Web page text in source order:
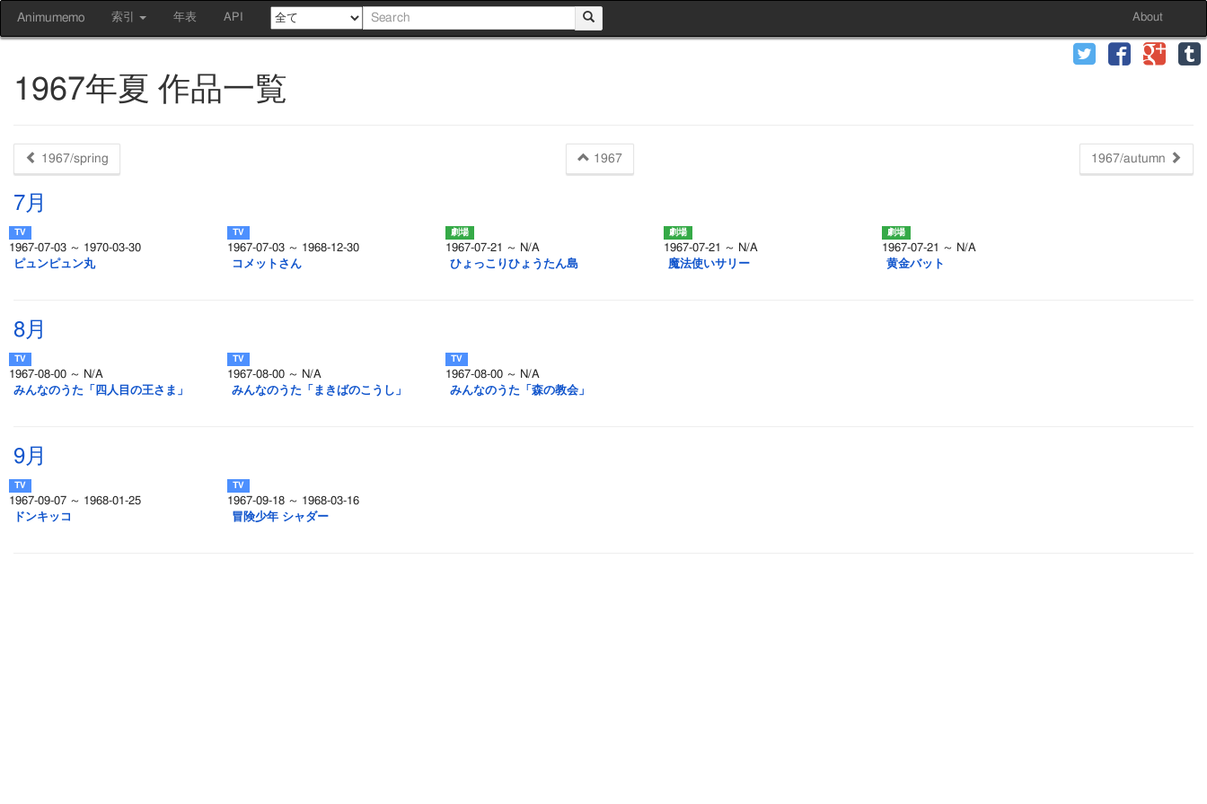
Animumemo 索引 年表 API About
1967年夏 作品一覧
1967/spring 1967 1967/autumn
7月
1967-07-03 ～ 1970-03-30
ピュンピュン丸
1967-07-03 ～ 1968-12-30
コメットさん
1967-07-21 ～ N/A
ひょっこりひょうたん島
1967-07-21 ～ N/A
魔法使いサリー
1967-07-21 ～ N/A
黄金バット
8月
1967-08-00 ～ N/A
みんなのうた「四人目の王さま」
1967-08-00 ～ N/A
みんなのうた「まきばのこうし」
1967-08-00 ～ N/A
みんなのうた「森の教会」
9月
1967-09-07 ～ 1968-01-25
ドンキッコ
1967-09-18 ～ 1968-03-16
冒険少年 シャダー